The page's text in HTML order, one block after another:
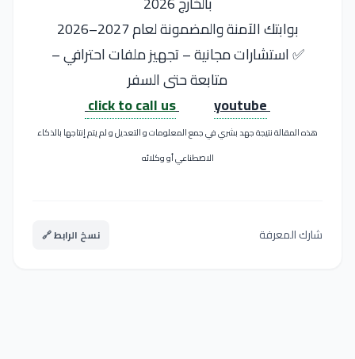
بوابتك الآمنة والمضمونة لعام 2027–2026
✅ استشارات مجانية – تجهيز ملفات احترافي –
متابعة حتى السفر
click to call us
youtube
هذه المقالة نتيجة جهد بشري في جمع المعلومات و التعديل و لم يتم إنتاجها بالذكاء
الاصطناعي أو وكلائه
شارك المعرفة نسخ الرابط 🔗